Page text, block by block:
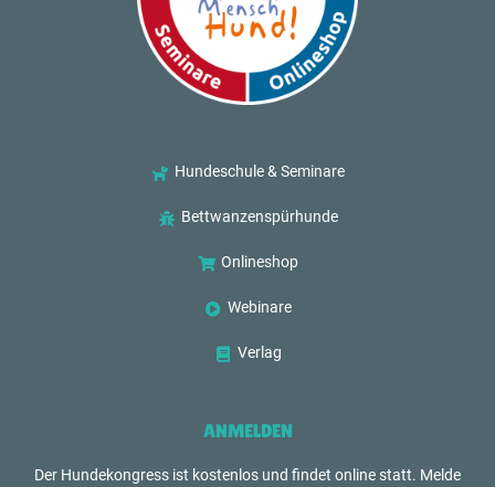
Hundeschule & Seminare
Bettwanzenspürhunde
Onlineshop
Webinare
Verlag
ANMELDEN
Der Hundekongress ist kostenlos und findet online statt. Melde